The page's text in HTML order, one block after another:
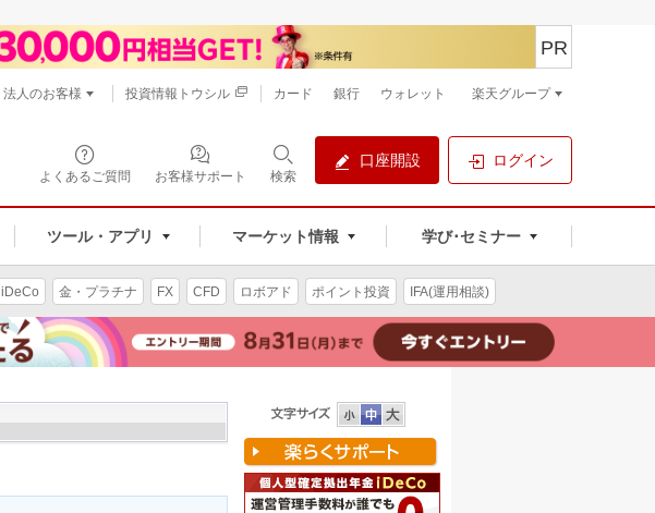
よくあるご質問 お客様サポート 検索
口座開設 ログイン
ツール・アプリ マーケット情報 学び･セミナー
PR
法人のお客様 投資情報トウシル カード 銀行 ウォレット 楽天グループ
iDeCo 金・プラチナ FX CFD ロボアド ポイント投資 IFA(運用相談)